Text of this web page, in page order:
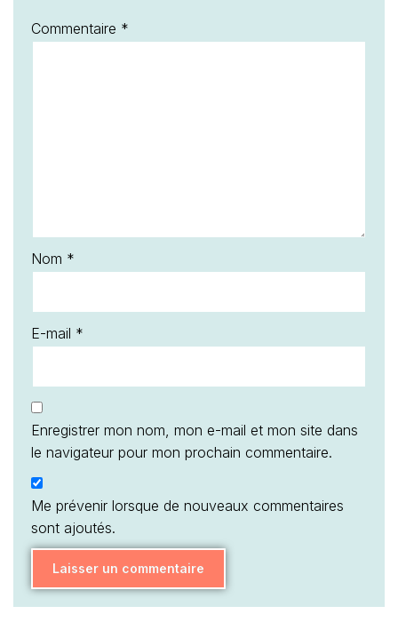
Commentaire *
Nom *
E-mail *
Enregistrer mon nom, mon e-mail et mon site dans
le navigateur pour mon prochain commentaire.
Me prévenir lorsque de nouveaux commentaires
sont ajoutés.